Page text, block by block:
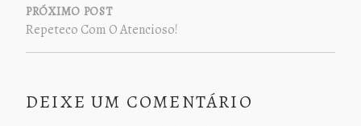
PRÓXIMO POST
Repeteco Com O Atencioso!
DEIXE UM COMENTÁRIO